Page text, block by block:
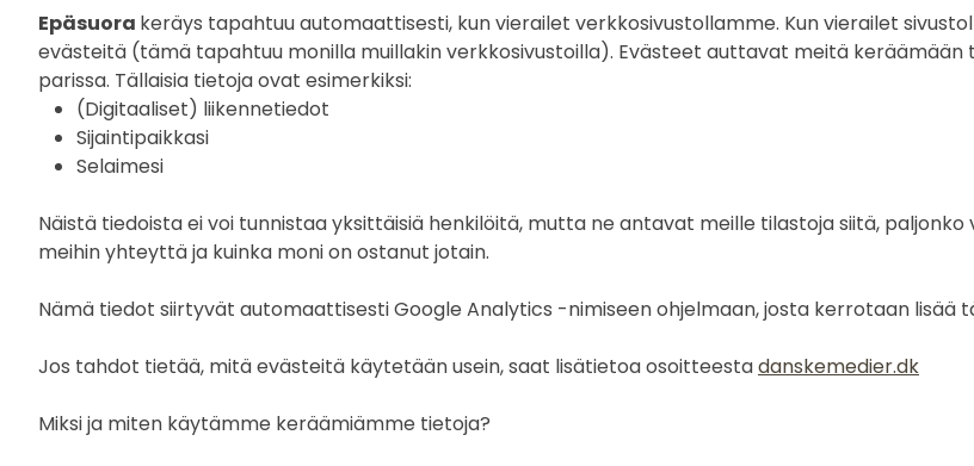
Epäsuora keräys tapahtuu automaattisesti, kun vierailet verkkosivustollamme. Kun vierailet
evästeitä (tämä tapahtuu monilla muillakin verkkosivustoilla). Evästeet auttavat meitä
parissa. Tällaisia tietoja ovat esimerkiksi:
(Digitaaliset) liikennetiedot
Sijaintipaikkasi
Selaimesi
Näistä tiedoista ei voi tunnistaa yksittäisiä henkilöitä, mutta ne antavat meille tilastoja siitä,
meihin yhteyttä ja kuinka moni on ostanut jotain.
Nämä tiedot siirtyvät automaattisesti Google Analytics -nimiseen ohjelmaan, josta kerrotaan lisää
Jos tahdot tietää, mitä evästeitä käytetään usein, saat lisätietoa osoitteestadanskemedier.dk
Miksi ja miten käytämme keräämiämme tietoja?